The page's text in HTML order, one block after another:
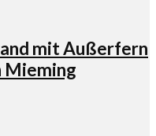
mit Außerfern
Mieming